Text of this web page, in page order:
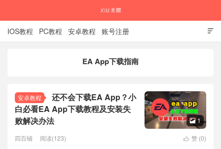

IOS教程 PC教程 安卓教程 账号注册
EA App下载指南
安卓教程
还不会下载EA App？小
白必看EA App下载教程及安装失
败解决办法
 1
 赞 (0)
四百铺 阅读(123)